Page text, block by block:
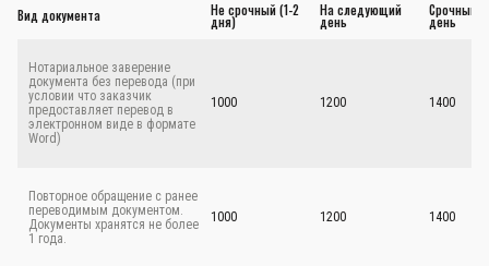
Вид документа Не срочный (1-2
дня)
На следующий
день
Срочный -
день
Нотариальное заверение
документа без перевода (при
условии что заказчик
предоставляет перевод в
электронном виде в формате
Word)
1000 1200 1400
Повторное обращение с ранее
переводимым документом.
Документы хранятся не более
1 года.
1000 1200 1400